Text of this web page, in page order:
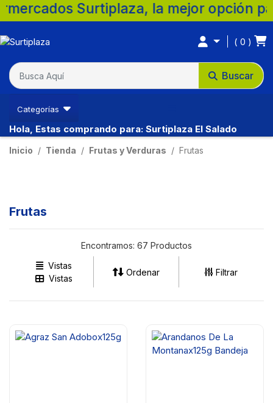
la mejor opción para tu
Buscar
0
Categorías
Hola, Estas comprando para: Surtiplaza El Salado
Inicio Tienda Frutas y Verduras Frutas
Frutas
Encontramos: 67 Productos
Vistas
Vistas
Ordenar Filtrar